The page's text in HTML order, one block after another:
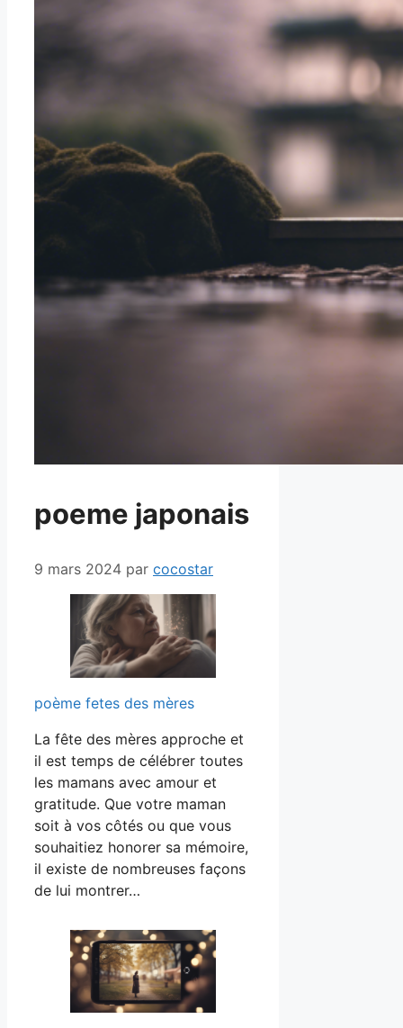
poeme japonais
9 mars 2024 par cocostar
poème fetes des mères
La fête des mères approche et
il est temps de célébrer toutes
les mamans avec amour et
gratitude. Que votre maman
soit à vos côtés ou que vous
souhaitiez honorer sa mémoire,
il existe de nombreuses façons
de lui montrer…